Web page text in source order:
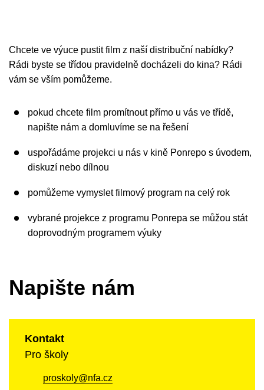
Chcete ve výuce pustit film z naší distribuční nabídky?
Rádi byste se třídou pravidelně docházeli do kina? Rádi
vám se vším pomůžeme.
pokud chcete film promítnout přímo u vás ve třídě,
napište nám a domluvíme se na řešení
uspořádáme projekci u nás v kině Ponrepo s úvodem,
diskuzí nebo dílnou
pomůžeme vymyslet filmový program na celý rok
vybrané projekce z programu Ponrepa se můžou stát
doprovodným programem výuky
Napište nám
Kontakt
Pro školy
proskoly@nfa.cz